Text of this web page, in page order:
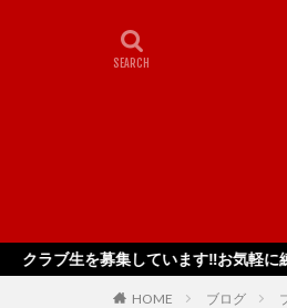
集しています‼️お気軽に練習会場へお
HOME ブログ